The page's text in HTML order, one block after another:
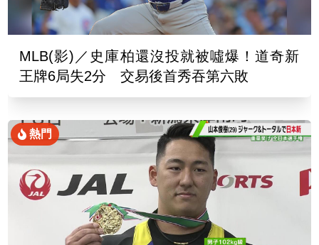
MLB(影)／史庫柏還沒投就被噓爆！道奇新
王牌6局失2分 交易後首秀吞第六敗
熱門